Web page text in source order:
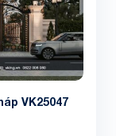
VK25047